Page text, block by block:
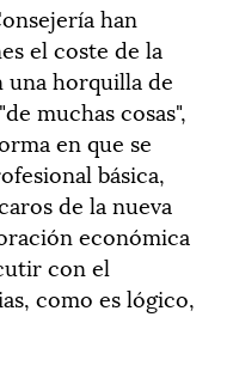
han
el coste de la
una horquilla de
muchas cosas",
en que se
básica,
de la nueva
económica
con el
como es lógico,